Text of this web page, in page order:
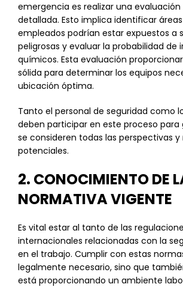
emergencia es realizar una evaluación
detallada. Esto implica identificar
empleados podrían estar expuestos a
peligrosas y evaluar la probabilidad de
químicos. Esta evaluación
sólida para determinar los equipos
ubicación óptima.
Tanto el personal de seguridad como
deben participar en este proceso para
se consideren todas las perspectivas y
potenciales.
2. CONOCIMIENTO DE
NORMATIVA VIGENTE
Es vital estar al tanto de las
internacionales relacionadas con la
en el trabajo. Cumplir con estas
legalmente necesario, sino que
está proporcionando un ambiente